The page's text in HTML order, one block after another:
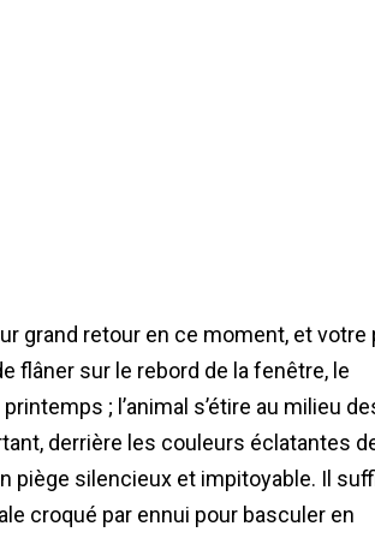
grand retour en ce moment, et votre
flâner sur le rebord de la fenêtre, le
; l’animal s’étire au milieu
derrière les couleurs éclatantes
silencieux et impitoyable. Il
croqué par ennui pour basculer en